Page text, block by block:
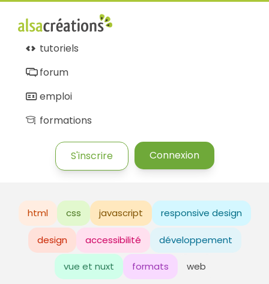
tutoriels
forum
emploi
formations
S'inscrire Connexion
html css javascript responsive design
design accessibilité développement
vue et nuxt formats web